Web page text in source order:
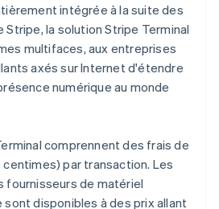
intégrée à la suite des
la solution Stripe Terminal
multifaces, aux entreprises
axés sur Internet d'étendre
numérique au monde
comprennent des frais de
par transaction. Les
fournisseurs de matériel
disponibles à des prix allant
Chine